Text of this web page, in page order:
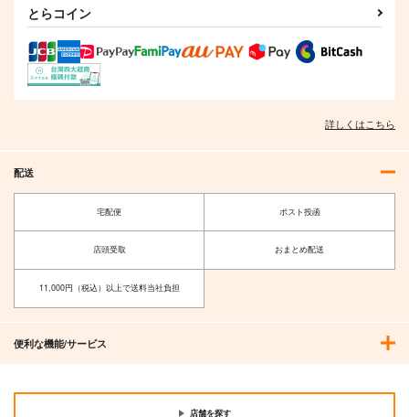
サンプル
作品詳細
DOLLY MIXTURES
Meme in Wonderland.
サンプル
Perpetual Nightmare
IRON ATTACK!
サンプル
とらコイン
詳しくはこちら
配送
宅配便 ポスト投函
店頭受取 おまとめ配送
11,000円（税込）以上で送料当社負担
便利な機能/サービス
店舗を探す